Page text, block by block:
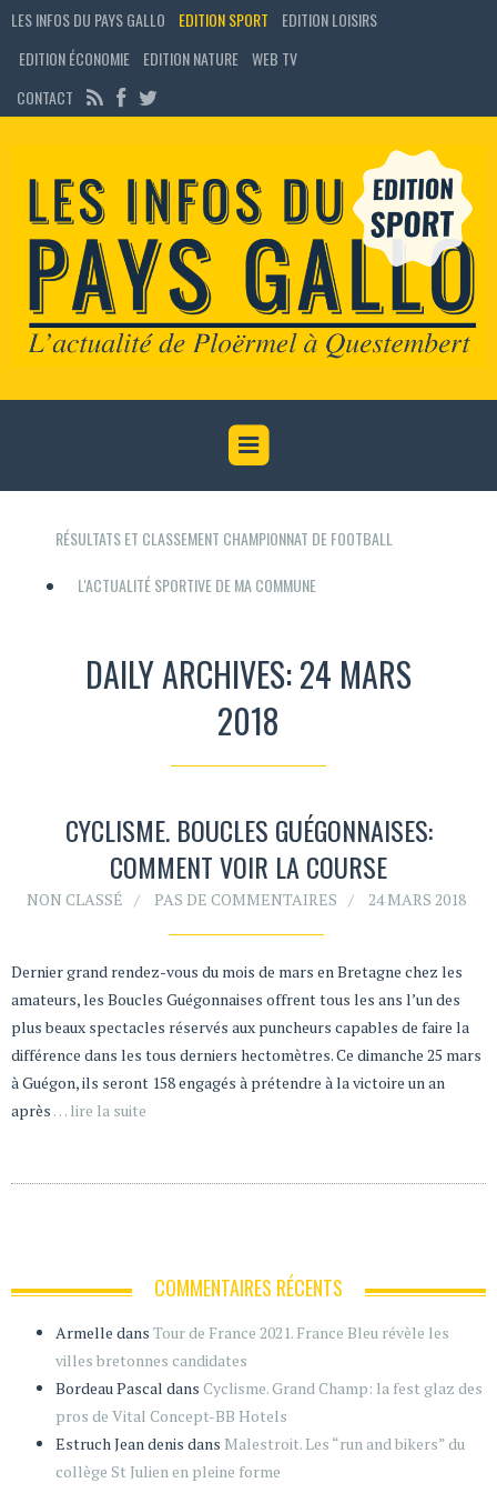
LES INFOS DU PAYS GALLO EDITION SPORT
EDITION LOISIRS
EDITION ÉCONOMIE
EDITION NATURE WEB TV
CONTACT
RÉSULTATS ET CLASSEMENT CHAMPIONNAT DE FOOTBALL
L'ACTUALITÉ SPORTIVE DE MA COMMUNE
DAILY ARCHIVES: 24 MARS
2018
CYCLISME. BOUCLES GUÉGONNAISES:
COMMENT VOIR LA COURSE
NON CLASSÉ PAS DE COMMENTAIRES 24 MARS 2018
Dernier grand rendez-vous du mois de mars en Bretagne chez les
amateurs, les Boucles Guégonnaises offrent tous les ans l’un des
plus beaux spectacles réservés aux puncheurs capables de faire la
différence dans les tous derniers hectomètres. Ce dimanche 25 mars
à Guégon, ils seront 158 engagés à prétendre à la victoire un an
après … lire la suite
COMMENTAIRES RÉCENTS
Armelle dans Tour de France 2021. France Bleu révèle les
villes bretonnes candidates
Bordeau Pascal dans Cyclisme. Grand Champ: la fest glaz des
pros de Vital Concept-BB Hotels
Estruch Jean denis dans Malestroit. Les “run and bikers” du
collège St Julien en pleine forme